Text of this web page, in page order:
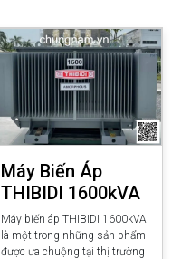
Máy Biến Áp
THIBIDI 1600kVA
Máy biến áp THIBIDI 1600kVA
là một trong những sản phẩm
được ưa chuộng tại thị trường